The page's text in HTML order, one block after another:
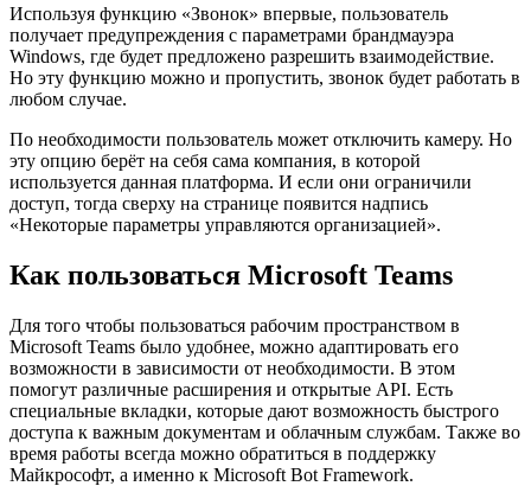
Используя функцию «Звонок» впервые, пользователь
получает предупреждения с параметрами брандмауэра
Windows, где будет предложено разрешить взаимодействие.
Но эту функцию можно и пропустить, звонок будет работать в
любом случае.
По необходимости пользователь может отключить камеру. Но
эту опцию берёт на себя сама компания, в которой
используется данная платформа. И если они ограничили
доступ, тогда сверху на странице появится надпись
«Некоторые параметры управляются организацией».
Как пользоваться Microsoft Teams
Для того чтобы пользоваться рабочим пространством в
Microsoft Teams было удобнее, можно адаптировать его
возможности в зависимости от необходимости. В этом
помогут различные расширения и открытые API. Есть
специальные вкладки, которые дают возможность быстрого
доступа к важным документам и облачным службам. Также во
время работы всегда можно обратиться в поддержку
Майкрософт, а именно к Microsoft Bot Framework.